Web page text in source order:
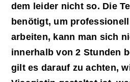
dem leider nicht so. Die
benötigt, um
arbeiten, kann man sich
innerhalb von 2 Stunden
gilt es darauf zu achten,